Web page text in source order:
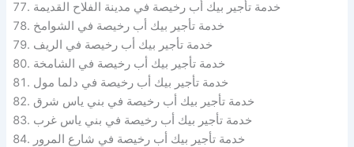
خدمة تأجير بيك أب رخيصة في مدينة الفلاح القديمة
خدمة تأجير بيك أب رخيصة في الشوامخ
خدمة تأجير بيك أب رخيصة في الريف
خدمة تأجير بيك أب رخيصة في الشامخة
خدمة تأجير بيك أب رخيصة في دلما مول
خدمة تأجير بيك أب رخيصة في بني ياس شرق
خدمة تأجير بيك أب رخيصة في بني ياس غرب
خدمة تأجير بيك أب رخيصة في شارع المرور